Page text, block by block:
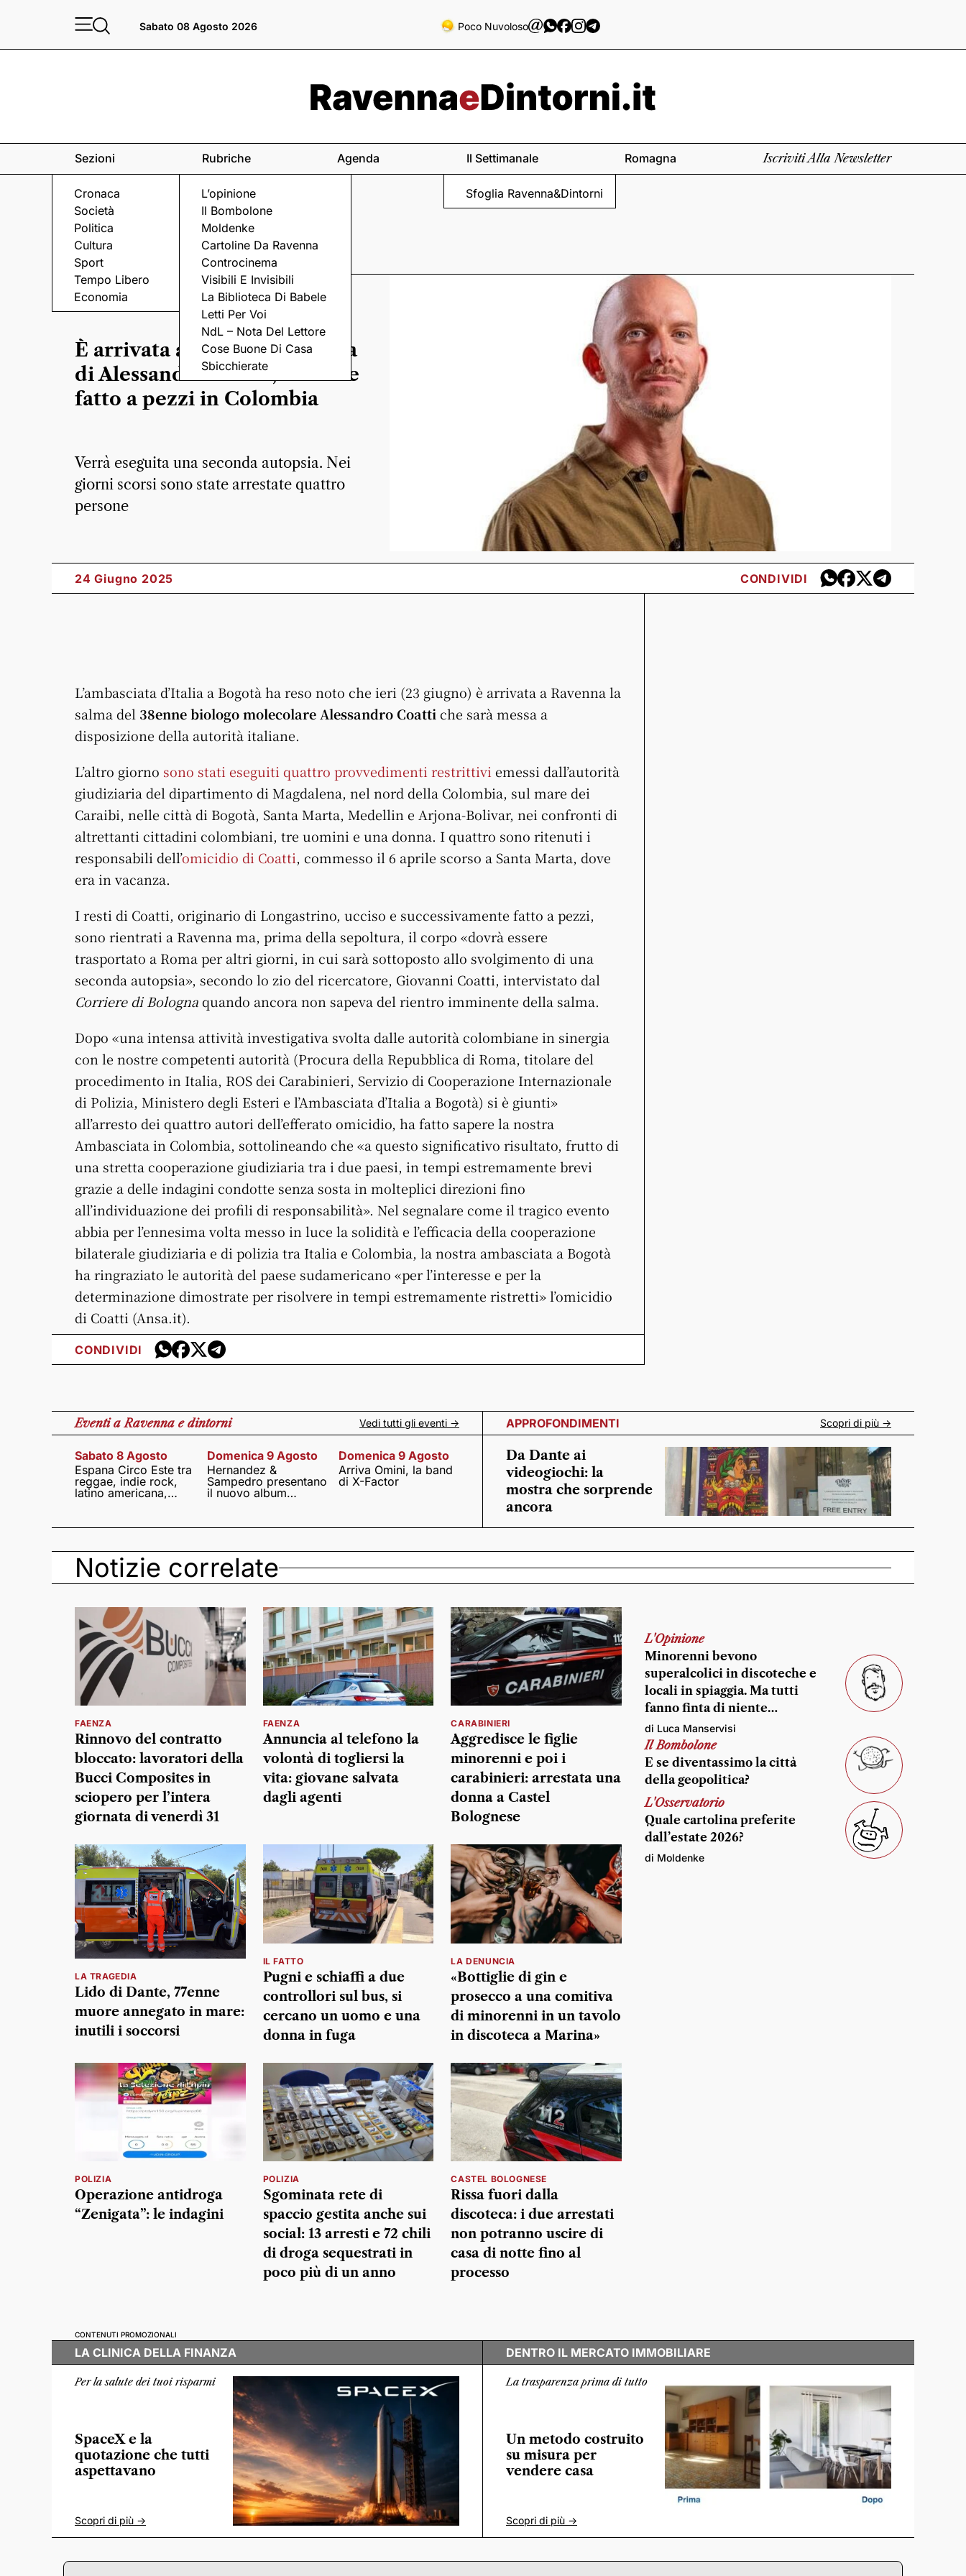
Sabato 08 Agosto 2026 Poco Nuvoloso
Sezioni
Cronaca
Società
Politica
Cultura
Sport
Tempo Libero
Economia
Rubriche
L’opinione
Il Bombolone
Moldenke
Cartoline Da Ravenna
Controcinema
Visibili E Invisibili
La Biblioteca Di Babele
Letti Per Voi
NdL – Nota Del Lettore
Cose Buone Di Casa
Sbicchierate
Agenda Il Settimanale
Sfoglia Ravenna&Dintorni
Romagna Iscriviti Alla Newsletter
IL CASO
È arrivata a Ravenna la salma
di Alessandro Coatti, ucciso e
fatto a pezzi in Colombia
Verrà eseguita una seconda autopsia. Nei
giorni scorsi sono state arrestate quattro
persone
24 Giugno 2025 CONDIVIDI
L’ambasciata d’Italia a Bogotà ha reso noto che ieri (23 giugno) è arrivata a Ravenna la
salma del 38enne biologo molecolare Alessandro Coatti che sarà messa a
disposizione della autorità italiane.
L’altro giorno sono stati eseguiti quattro provvedimenti restrittivi emessi dall’autorità
giudiziaria del dipartimento di Magdalena, nel nord della Colombia, sul mare dei
Caraibi, nelle città di Bogotà, Santa Marta, Medellin e Arjona-Bolivar, nei confronti di
altrettanti cittadini colombiani, tre uomini e una donna. I quattro sono ritenuti i
responsabili dell’omicidio di Coatti, commesso il 6 aprile scorso a Santa Marta, dove
era in vacanza.
I resti di Coatti, originario di Longastrino, ucciso e successivamente fatto a pezzi,
sono rientrati a Ravenna ma, prima della sepoltura, il corpo «dovrà essere
trasportato a Roma per altri giorni, in cui sarà sottoposto allo svolgimento di una
seconda autopsia», secondo lo zio del ricercatore, Giovanni Coatti, intervistato dal
Corriere di Bolognaquando ancora non sapeva del rientro imminente della salma.
Dopo «una intensa attività investigativa svolta dalle autorità colombiane in sinergia
con le nostre competenti autorità (Procura della Repubblica di Roma, titolare del
procedimento in Italia, ROS dei Carabinieri, Servizio di Cooperazione Internazionale
di Polizia, Ministero degli Esteri e l’Ambasciata d’Italia a Bogotà) si è giunti»
all’arresto dei quattro autori dell’efferato omicidio, ha fatto sapere la nostra
Ambasciata in Colombia, sottolineando che «a questo significativo risultato, frutto di
una stretta cooperazione giudiziaria tra i due paesi, in tempi estremamente brevi
grazie a delle indagini condotte senza sosta in molteplici direzioni fino
all’individuazione dei profili di responsabilità». Nel segnalare come il tragico evento
abbia per l’ennesima volta messo in luce la solidità e l’efficacia della cooperazione
bilaterale giudiziaria e di polizia tra Italia e Colombia, la nostra ambasciata a Bogotà
ha ringraziato le autorità del paese sudamericano «per l’interesse e per la
determinazione dimostrate per risolvere in tempi estremamente ristretti» l’omicidio
di Coatti (Ansa.it).
CONDIVIDI
Eventia Ravenna e dintorni Vedi tutti gli eventi ->
Sabato 8 Agosto
Espana Circo Este tra
reggae, indie rock,
latino americana,
Domenica 9 Agosto
Hernandez &
Sampedro presentano
il nuovo album
Domenica 9 Agosto
Arriva Omini, la band
di X-Factor
APPROFONDIMENTI Scopri di più ->
Da Dante ai
videogiochi: la
mostra che sorprende
ancora
Notizie correlate
FAENZA
Rinnovo del contratto
bloccato: lavoratori della
Bucci Composites in
sciopero per l’intera
giornata di venerdì 31
FAENZA
Annuncia al telefono la
volontà di togliersi la
vita: giovane salvata
dagli agenti
CARABINIERI
Aggredisce le figlie
minorenni e poi i
carabinieri: arrestata una
donna a Castel
Bolognese
LA TRAGEDIA
Lido di Dante, 77enne
muore annegato in mare:
inutili i soccorsi
IL FATTO
Pugni e schiaffi a due
controllori sul bus, si
cercano un uomo e una
donna in fuga
LA DENUNCIA
«Bottiglie di gin e
prosecco a una comitiva
di minorenni in un tavolo
in discoteca a Marina»
POLIZIA
Operazione antidroga
“Zenigata”: le indagini
POLIZIA
Sgominata rete di
spaccio gestita anche sui
social: 13 arresti e 72 chili
di droga sequestrati in
poco più di un anno
CASTEL BOLOGNESE
Rissa fuori dalla
discoteca: i due arrestati
non potranno uscire di
casa di notte fino al
processo
L'Opinione
Minorenni bevono
superalcolici in discoteche e
locali in spiaggia. Ma tutti
fanno finta di niente…
di Luca Manservisi
Il Bombolone
E se diventassimo la città
della geopolitica?
L'Osservatorio
Quale cartolina preferite
dall’estate 2026?
di Moldenke
CONTENUTI PROMOZIONALI
LA CLINICA DELLA FINANZA
Per la salute dei tuoi risparmi
SpaceX e la
quotazione che tutti
aspettavano
Scopri di più ->
DENTRO IL MERCATO IMMOBILIARE
La trasparenza prima di tutto
Un metodo costruito
su misura per
vendere casa
Scopri di più ->